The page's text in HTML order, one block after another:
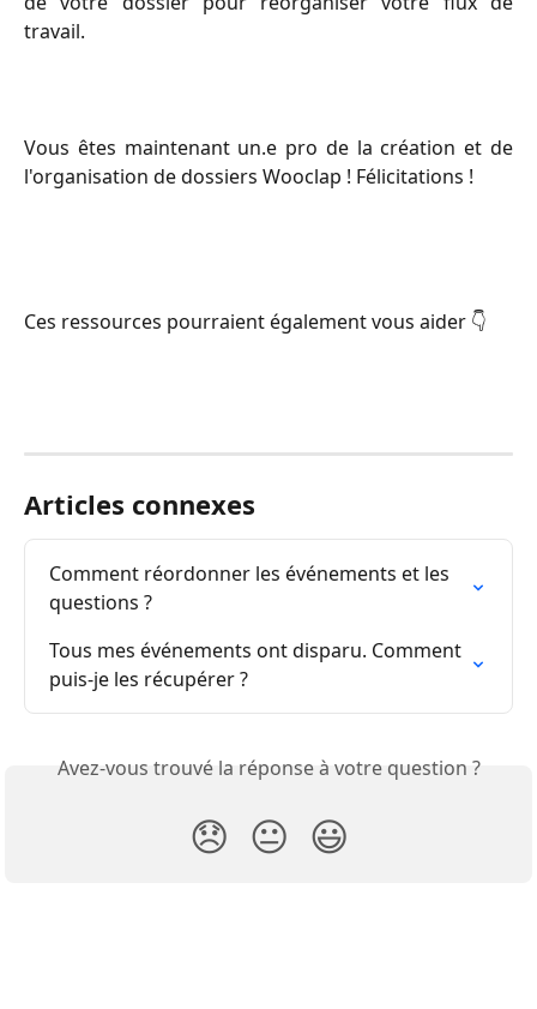
travail.
Vous êtes maintenant un.e pro de la création et de
l'organisation de dossiers Wooclap ! Félicitations !
Ces ressources pourraient également vous aider 👇
Articles connexes
Comment réordonner les événements et les
questions ?
Tous mes événements ont disparu. Comment
puis-je les récupérer ?
Avez-vous trouvé la réponse à votre question ?
😞 😐 😃